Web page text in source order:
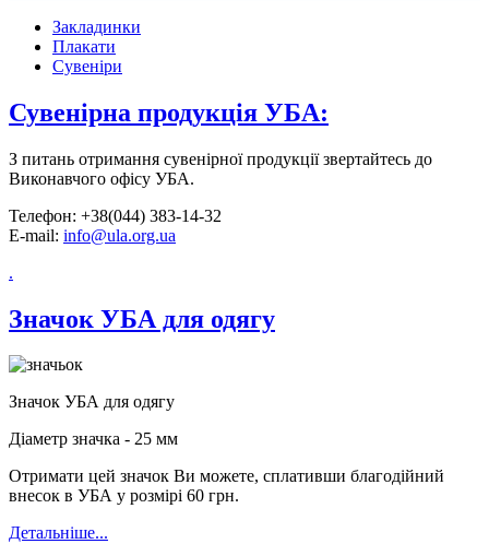
Закладинки
Плакати
Сувеніри
Сувенірна продукція УБА:
З питань отримання сувенірної продукції звертайтесь до
Виконавчого офісу УБА.
Телефон: +38(044) 383-14-32
E-mail: info@ula.org.ua
.
Значок УБА для одягу
Значок УБА для одягу
Діаметр значка - 25 мм
Отримати цей значок Ви можете, сплативши благодійний
внесок в УБА у розмірі 60 грн.
Детальніше...